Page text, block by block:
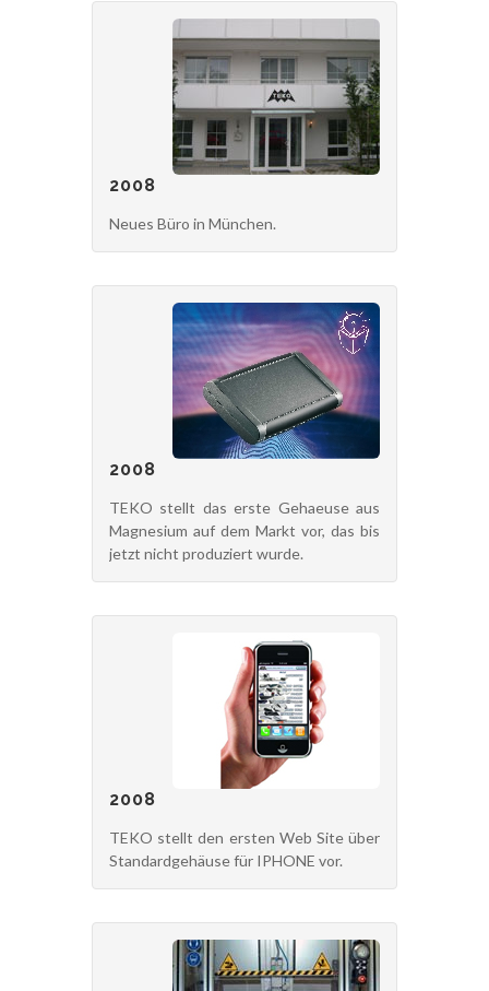
2008
Neues Büro in München.
2008
TEKO stellt das erste Gehaeuse aus
Magnesium auf dem Markt vor, das bis
jetzt nicht produziert wurde.
2008
TEKO stellt den ersten Web Site über
Standardgehäuse für IPHONE vor.